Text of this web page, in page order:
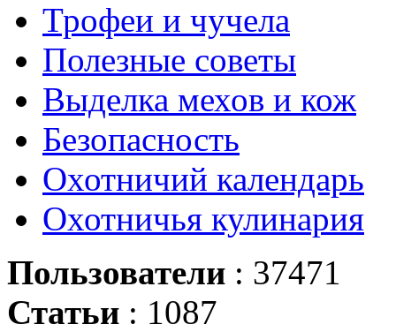
Трофеи и чучела
Полезные советы
Выделка мехов и кож
Безопасность
Охотничий календарь
Охотничья кулинария
Пользователи : 37471
Статьи : 1087